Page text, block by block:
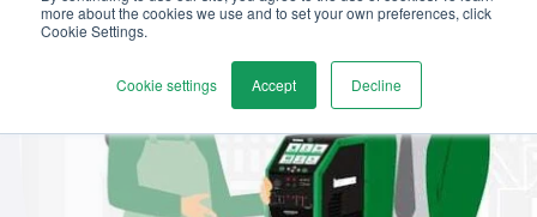
more about the cookies we use and to set your own preferences, click
Cookie Settings.
Cookie settings Accept Decline